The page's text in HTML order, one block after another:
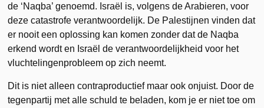
de ‘Naqba’ genoemd. Israël is, volgens de Arabieren, voor
deze catastrofe verantwoordelijk. De Palestijnen vinden dat
er nooit een oplossing kan komen zonder dat de Naqba
erkend wordt en Israël de verantwoordelijkheid voor het
vluchtelingenprobleem op zich neemt.
Dit is niet alleen contraproductief maar ook onjuist. Door de
tegenpartij met alle schuld te beladen, kom je er niet toe om